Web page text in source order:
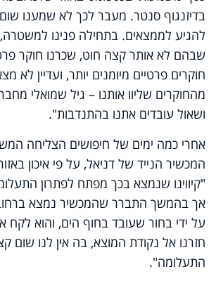
בדיזנגוף סנטר. מעבר לכך לא שמענו
להגיע לממצאים. בתחילה פנינו למשטרה,
שבהם לא אותר קצה חוט, שכרנו חוקר
חוקרים פרטיים מיומנים יותר, ועדיין לא
מהחוקרים שליוו אותנו – גיל שמואלי
ושאול עובדים אתנו בהתנדבות".
אחרי כמה ימים של חיפושים הצליחה
המכשיר הנייד של דניאל, על פי איכון
"קיווינו שנמצא בכך מפתח לפתרון
אך בהמשך התברר שהמכשיר נמצא
על ידי בחור שעובד בחוף הים, והוא לקח
חזרנו אל נקודת המוצא, בה אין לנו שום
התעלומה".